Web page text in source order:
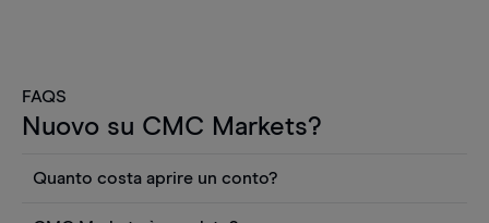
FAQS
Nuovo su CMC Markets?
Quanto costa aprire un conto?